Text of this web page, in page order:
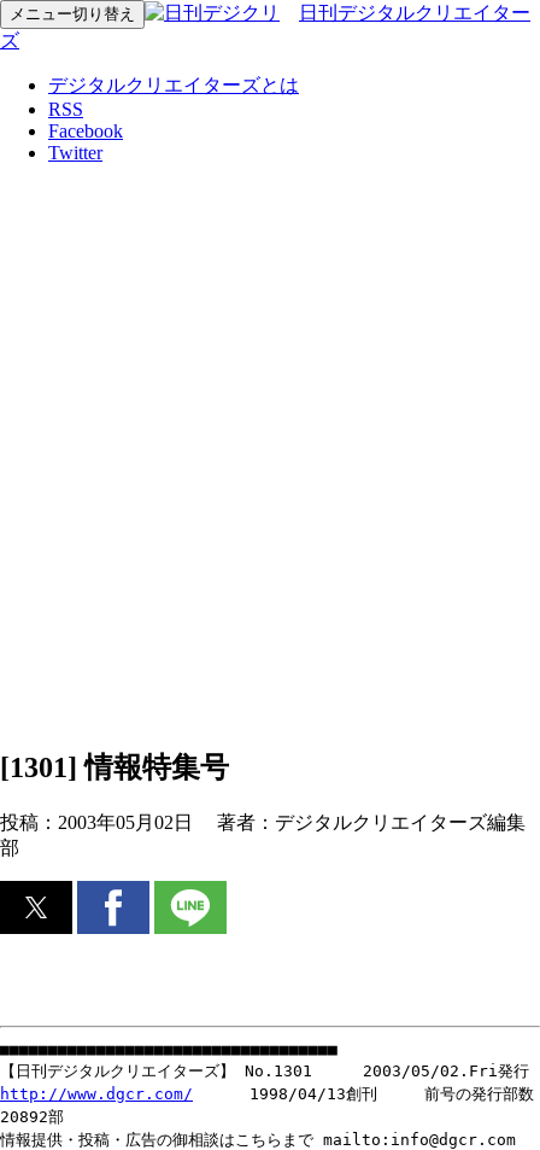
メニュー切り替え
日刊デジタルクリエイター
ズ
デジタルクリエイターズとは
RSS
Facebook
Twitter
[1301] 情報特集号
投稿： 2003年05月02日 著者： デジタルクリエイターズ編集
部
■■■■■■■■■■■■■■■■■■■■■■■■■■■■■■■■■■■
【日刊デジタルクリエイターズ】 No.1301 2003/05/02.Fri発行
http://www.dgcr.com/ 1998/04/13創刊 前号の発行部数
20892部
情報提供・投稿・広告の御相談はこちらまで mailto:info@dgcr.com